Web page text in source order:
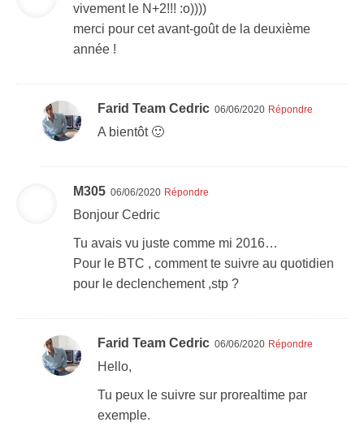
vivement le N+2!!! :o))))
merci pour cet avant-goût de la deuxième
année !
Farid Team Cedric 06/06/2020 Répondre
A bientôt 🙂
M305 06/06/2020 Répondre
Bonjour Cedric
Tu avais vu juste comme mi 2016…
Pour le BTC , comment te suivre au quotidien
pour le declenchement ,stp ?
Farid Team Cedric 06/06/2020 Répondre
Hello,
Tu peux le suivre sur prorealtime par
exemple.